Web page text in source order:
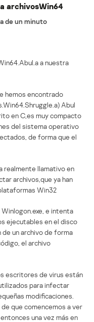
archivosWin64
de un minuto
a nuestra
hemos encontrado
Abul
en C,es muy compacto
del sistema operativo
de forma que el
realmente llamativo en
archivos,que ya han
Win32
e intenta
ejecutables en el disco
de un archivo de forma
el archivo
escritores de virus están
para infectar
modificaciones.
que comencemos a ver
una vez más en